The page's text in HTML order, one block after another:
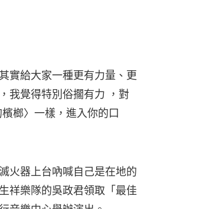
實給大家一種更有力量、更
我覺得特別俗擱有力 ，對
榔〉一樣，進入你的口
火器上台吶喊自己是在地的
祥樂隊的吳政君領取「最佳